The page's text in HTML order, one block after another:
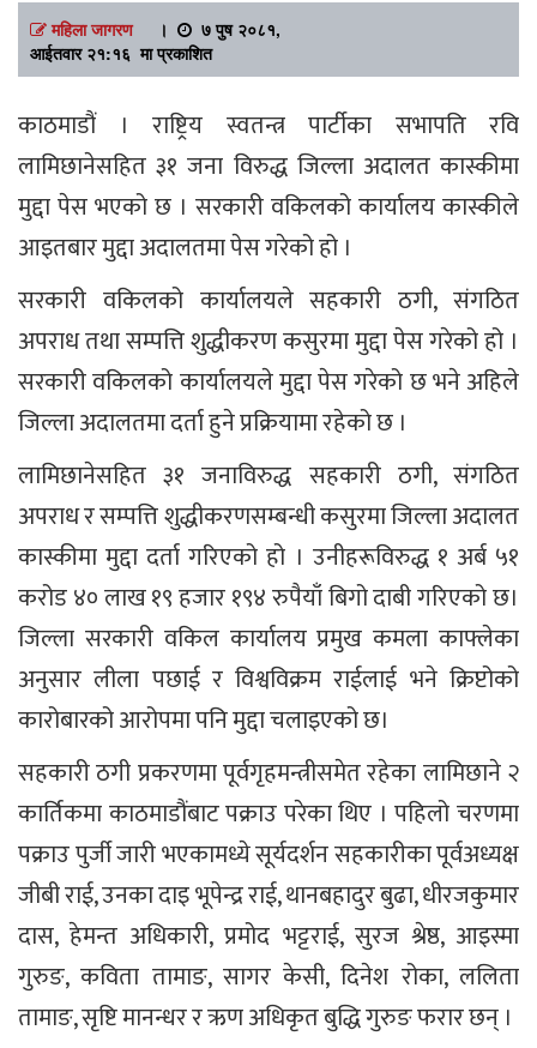
महिला जागरण।
७ पुष २०८१,
आईतवार २१:१६ मा प्रकाशित
काठमाडौं । राष्ट्रिय स्वतन्त्र पार्टीका सभापति रवि
लामिछानेसहित ३१ जना विरुद्ध जिल्ला अदालत कास्कीमा
मुद्दा पेस भएको छ । सरकारी वकिलको कार्यालय कास्कीले
आइतबार मुद्दा अदालतमा पेस गरेको हो ।
सरकारी वकिलको कार्यालयले सहकारी ठगी, संगठित
अपराध तथा सम्पत्ति शुद्धीकरण कसुरमा मुद्दा पेस गरेको हो ।
सरकारी वकिलको कार्यालयले मुद्दा पेस गरेको छ भने अहिले
जिल्ला अदालतमा दर्ता हुने प्रक्रियामा रहेको छ ।
लामिछानेसहित ३१ जनाविरुद्ध सहकारी ठगी, संगठित
अपराध र सम्पत्ति शुद्धीकरणसम्बन्धी कसुरमा जिल्ला अदालत
कास्कीमा मुद्दा दर्ता गरिएको हो । उनीहरूविरुद्ध १ अर्ब ५१
करोड ४० लाख १९ हजार १९४ रुपैयाँ बिगो दाबी गरिएको छ।
जिल्ला सरकारी वकिल कार्यालय प्रमुख कमला काफ्लेका
अनुसार लीला पछाई र विश्वविक्रम राईलाई भने क्रिप्टोको
कारोबारको आरोपमा पनि मुद्दा चलाइएको छ।
सहकारी ठगी प्रकरणमा पूर्वगृहमन्त्रीसमेत रहेका लामिछाने २
कार्तिकमा काठमाडौंबाट पक्राउ परेका थिए । पहिलो चरणमा
पक्राउ पुर्जी जारी भएकामध्ये सूर्यदर्शन सहकारीका पूर्वअध्यक्ष
जीबी राई, उनका दाइ भूपेन्द्र राई, थानबहादुर बुढा, धीरजकुमार
दास, हेमन्त अधिकारी, प्रमोद भट्टराई, सुरज श्रेष्ठ, आइस्मा
गुरुङ, कविता तामाङ, सागर केसी, दिनेश रोका, ललिता
तामाङ, सृष्टि मानन्धर र ऋण अधिकृत बुद्धि गुरुङ फरार छन् ।